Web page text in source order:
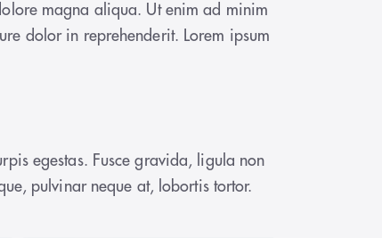
magna aliqua. Ut enim ad minim
dolor in reprehenderit. Lorem ipsum
egestas. Fusce gravida, ligula non
pulvinar neque at, lobortis tortor.